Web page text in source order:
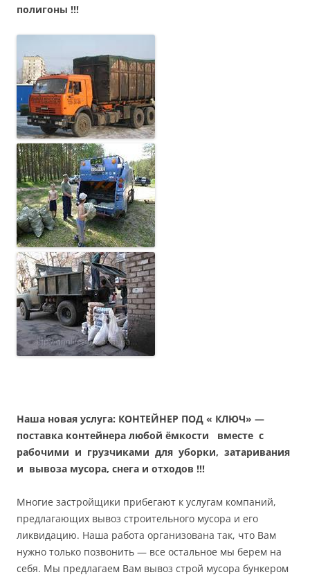
полигоны !!!
Наша новая услуга: КОНТЕЙНЕР ПОД « КЛЮЧ» —
поставка контейнера любой ёмкости вместе с
рабочими и грузчиками для уборки, затаривания
и вывоза мусора, снега и отходов !!!
Многие застройщики прибегают к услугам компаний,
предлагающих вывоз строительного мусора и его
ликвидацию. Наша работа организована так, что Вам
нужно только позвонить — все остальное мы берем на
себя. Мы предлагаем Вам вывоз строй мусора бункером